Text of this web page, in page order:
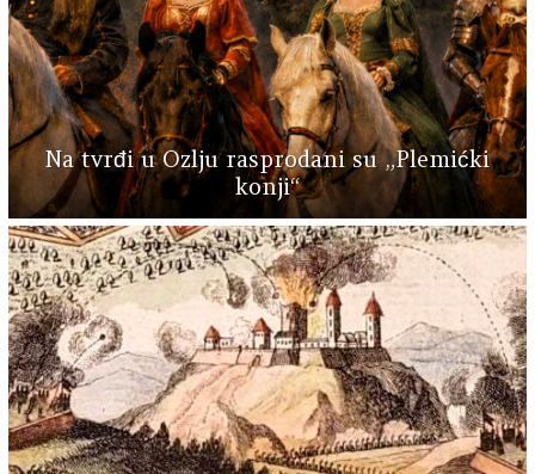
Na tvrđi u Ozlju rasprodani su „Plemićki
konji“